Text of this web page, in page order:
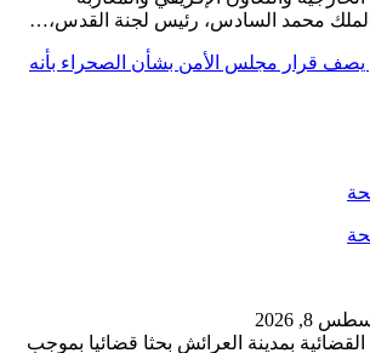
الملك محمد السادس، رئيس لجنة القدس،…
قرار مجلس الأمن بشأن الصحراء بأنه
8, 2026
بمدينة العرائش بحثا قضائيا بموجب